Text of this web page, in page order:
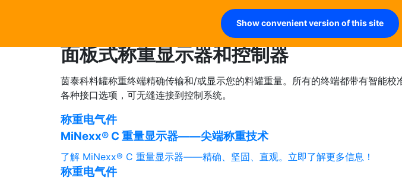
Show convenient version of this site
面板式称重显示器和控制器
茵泰科料罐称重终端精确传输和/或显示您的料罐重量。所有的终端都带有智能
各种接口选项，可无缝连接到控制系统。
称重电气件
MiNexx® C 重量显示器——尖端称重技术
了解 MiNexx® C 重量显示器——精确、坚固、直观。立即了解更多信息！
称重电气件